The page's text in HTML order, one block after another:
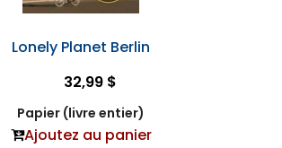
Lonely Planet Berlin
32,99 $
Papier (livre entier)
Ajoutez au panier